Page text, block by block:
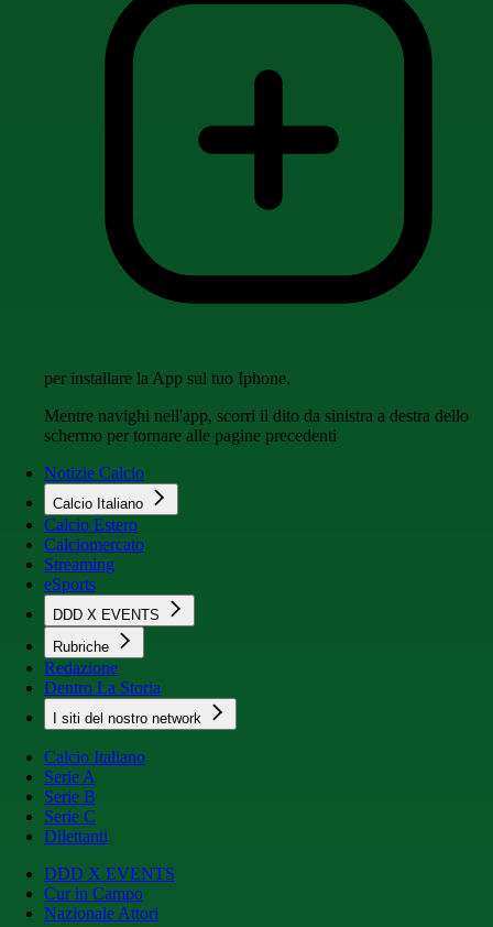
per installare la App sul tuo Iphone.
Mentre navighi nell'app, scorri il dito da sinistra a destra dello
schermo per tornare alle pagine precedenti
Notizie Calcio
Calcio Italiano
Calcio Estero
Calciomercato
Streaming
eSports
DDD X EVENTS
Rubriche
Redazione
Dentro La Storia
I siti del nostro network
Calcio Italiano
Serie A
Serie B
Serie C
Dilettanti
DDD X EVENTS
Cur in Campo
Nazionale Attori